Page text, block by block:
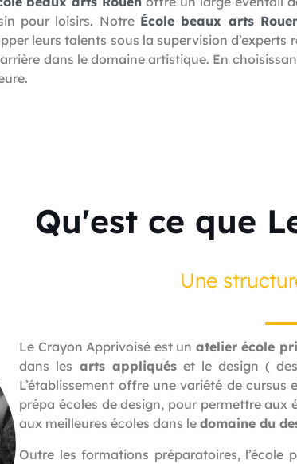
pour loisirs. Notre École beaux arts
leurs talents sous la supervision d’experts
dans le domaine artistique. En
Qu'est ce que
Une
Le Crayon Apprivoisé est un atelier école
dans les arts appliqués et le design (
L’établissement offre une variété de cursus
prépa écoles de design, pour permettre aux
aux meilleures écoles dans ledomaine du
Outre les formations préparatoires, l’école